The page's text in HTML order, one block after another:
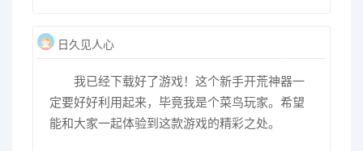
日久见人心
我已经下载好了游戏！这个新手开荒神器一
定要好好利用起来，毕竟我是个菜鸟玩家。希望
能和大家一起体验到这款游戏的精彩之处。